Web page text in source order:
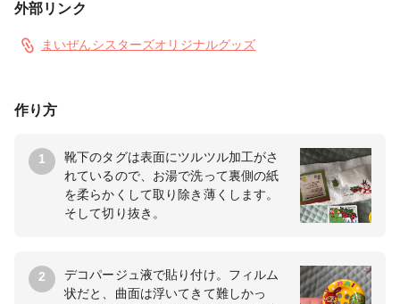
フト デコポッジ 》
外部リンク
まいぜんシスターズオリジナルグッズ
作り方
1
靴下のタグは表面にツルツル加工がさ
れているので、お湯で洗って裏側の紙
を柔らかくして取り除き薄くします。
そして切り抜き。
2
デコパージュ液で貼り付け。フィルム
状だと、曲面は浮いてきて難しかっ